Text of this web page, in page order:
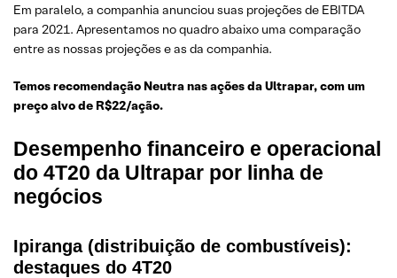
Em paralelo, a companhia anunciou suas projeções de EBITDA
para 2021. Apresentamos no quadro abaixo uma comparação
entre as nossas projeções e as da companhia.
Temos recomendação Neutra nas ações da Ultrapar, com um
preço alvo de R$22/ação.
Desempenho financeiro e operacional
do 4T20 da Ultrapar por linha de
negócios
Ipiranga (distribuição de combustíveis):
destaques do 4T20